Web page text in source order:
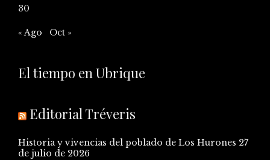
30
« Ago Oct »
El tiempo en Ubrique
Editorial Tréveris
Historia y vivencias del poblado de Los Hurones 27
de julio de 2026